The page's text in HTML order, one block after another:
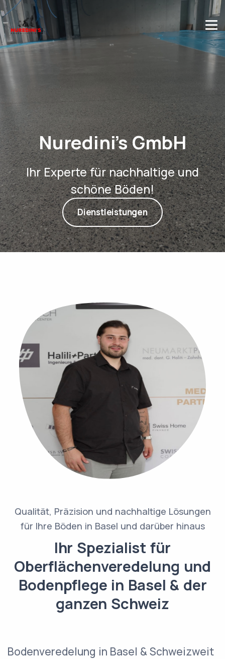
Nuredini’s GmbH
Ihr Experte für nachhaltige und
schöne Böden!
Dienstleistungen
Qualität, Präzision und nachhaltige Lösungen
für Ihre Böden in Basel und darüber hinaus
Ihr Spezialist für
Oberflächenveredelung und
Bodenpflege in Basel & der
ganzen Schweiz
Bodenveredelung in Basel & Schweizweit